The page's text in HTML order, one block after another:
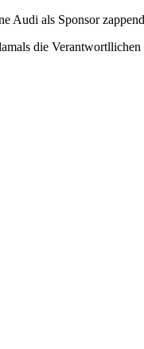
Audi als Sponsor
die